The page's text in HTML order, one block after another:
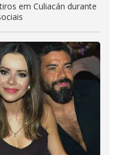
em Culiacán durante